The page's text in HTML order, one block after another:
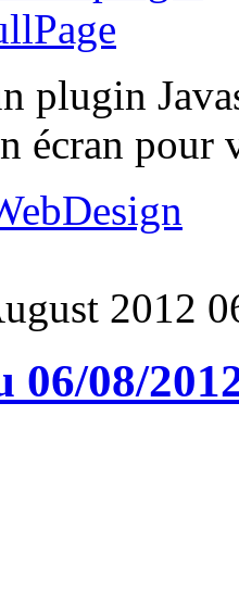
plugin
écran pour
2012
06/08/